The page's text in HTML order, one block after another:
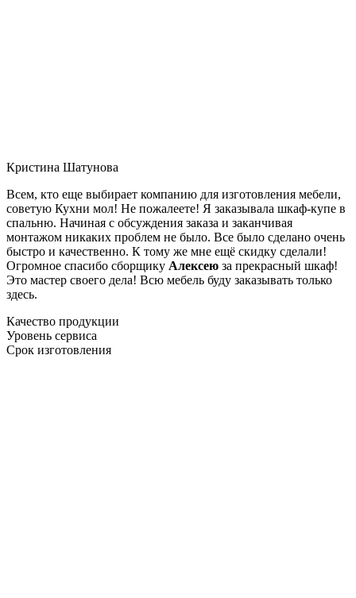
Кристина Шатунова
Всем, кто еще выбирает компанию для изготовления мебели,
советую Кухни мол! Не пожалеете! Я заказывала шкаф-купе в
спальню. Начиная с обсуждения заказа и заканчивая
монтажом никаких проблем не было. Все было сделано очень
быстро и качественно. К тому же мне ещё скидку сделали!
Огромное спасибо сборщику Алексею за прекрасный шкаф!
Это мастер своего дела! Всю мебель буду заказывать только
здесь.
Качество продукции
Уровень сервиса
Срок изготовления